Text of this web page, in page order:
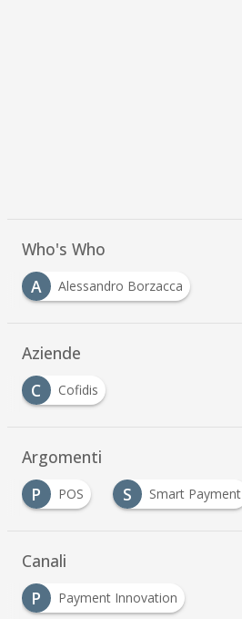
Who's Who
A
Alessandro Borzacca
Aziende
C
Cofidis
Argomenti
P
POS S Smart Payment
Canali
P
Payment Innovation